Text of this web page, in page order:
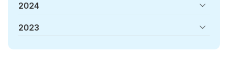
2024
2023